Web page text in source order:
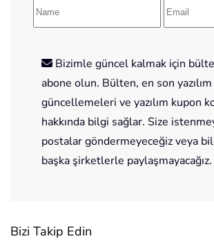
Bizimle güncel kalmak için
abone olun. Bülten, en son yazılım
güncellemeleri ve yazılım kupon
hakkında bilgi sağlar. Size
postalar göndermeyeceğiz veya
başka şirketlerle paylaşmayacağız.
Bizi Takip Edin